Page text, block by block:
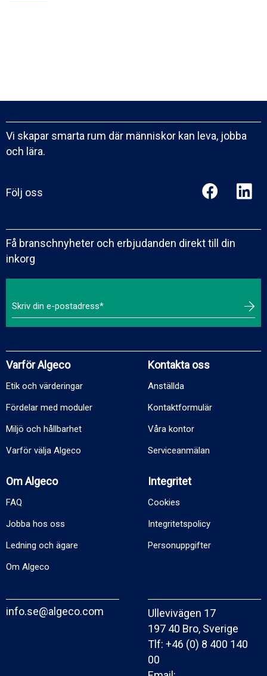
Vi skapar smarta rum där människor kan leva, jobba
och lära.
Följ oss
Få branschnyheter och erbjudanden direkt till din
inkorg
Varför Algeco
Etik och värderingar
Fördelar med moduler
Miljö och hållbarhet
Varför välja Algeco
Kontakta oss
Anställda
Kontaktformulär
Våra kontor
Serviceanmälan
Om Algeco
FAQ
Jobba hos oss
Ledning och ägare
Om Algeco
Integritet
Cookies
Integritetspolicy
Personuppgifter
info.se@algeco.com
Ullevivägen 17
197 40 Bro, Sverige
Tlf: +46 (0) 8 400 140
00